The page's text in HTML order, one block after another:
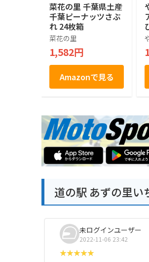
菜花の里 千葉県土産
千葉ピーナッツさぶ
れ 24枚箱
菜花の里
1,582円
Amazonで見る
道の駅 あずの里い
未ログインユーザー
2022-11-06 23:42